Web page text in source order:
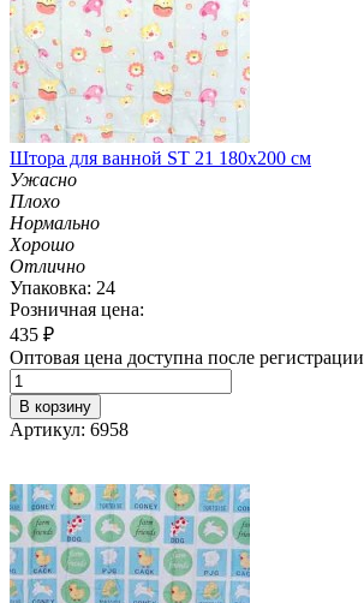
Штора для ванной ST 21 180х200 см
Ужасно
Плохо
Нормально
Хорошо
Отлично
Упаковка: 24
Розничная цена:
435 ₽
Оптовая цена доступна после регистрации
В корзину
Артикул: 6958